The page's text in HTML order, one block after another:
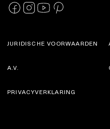
JURIDISCHE VOORWAARDEN
A.V.
PRIVACYVERKLARING